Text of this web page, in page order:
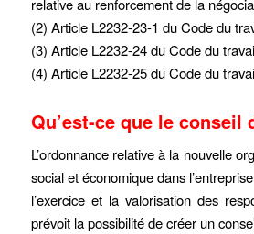
(2) Article L2232-23-1 du Code du
(3) Article L2232-24 du Code du
(4) Article L2232-25 du Code du
Qu’est-ce que le conseil
L’ordonnance relative à la nouvelle
social et économique dans
l’exercice et la valorisation des
prévoit la possibilité de créer un